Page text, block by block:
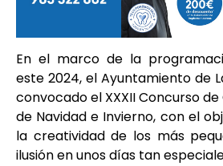
En el marco de la
este 2024, el Ayuntamiento de
convocado el XXXII Concurso
de Navidad e Invierno, con el
la creatividad de los más
ilusión en unos días tan